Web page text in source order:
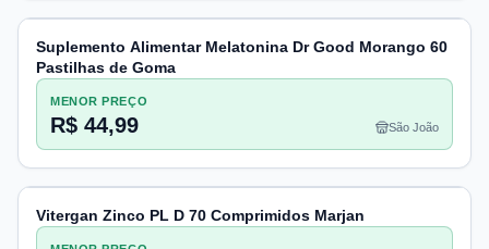
Suplemento Alimentar Melatonina Dr Good Morango 60
Pastilhas de Goma
MENOR PREÇO
R$ 44,99 São João
Vitergan Zinco PL D 70 Comprimidos Marjan